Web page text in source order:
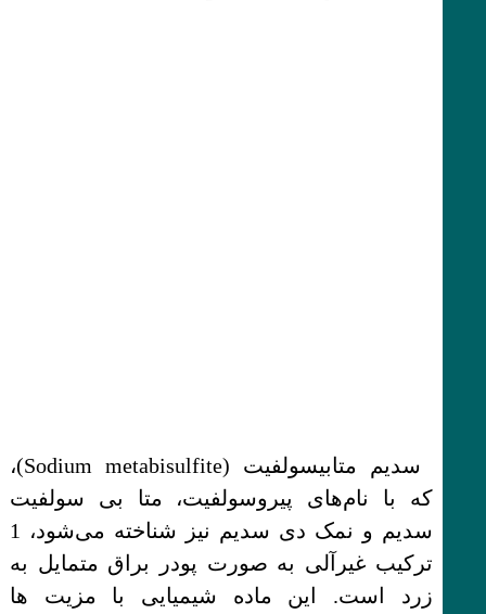
سدیم متابیسولفیت (Sodium metabisulfite)،
که با نام‌های پیروسولفیت، متا بی سولفیت
سدیم و نمک دی سدیم نیز شناخته می‌شود، 1
ترکیب غیرآلی به صورت پودر براق متمایل به
زرد است. این ماده شیمیایی با مزیت ها